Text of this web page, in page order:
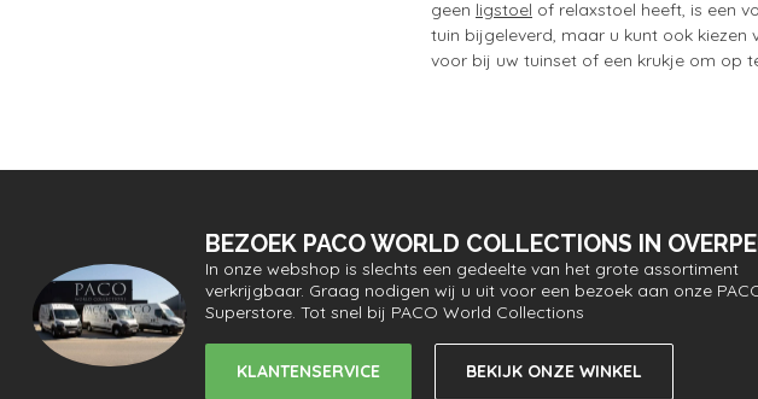
geen ligstoel of relaxstoel heeft, is een
tuin bijgeleverd, maar u kunt ook
voor bij uw tuinset of een krukje om op
BEZOEK PACO WORLD COLLECTIONS IN
In onze webshop is slechts een gedeelte van het grote assortiment
verkrijgbaar. Graag nodigen wij u uit voor een bezoek aan onze
Superstore. Tot snel bij PACO World Collections
KLANTENSERVICE BEKIJK ONZE WINKEL